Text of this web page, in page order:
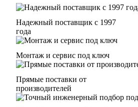
Надежный поставщик с 1997
года
Монтаж и сервис под ключ
Прямые поставки от
производителей